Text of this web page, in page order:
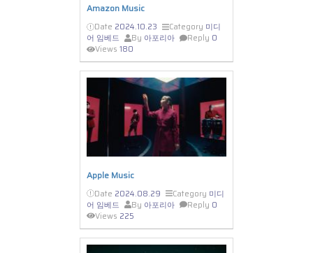
Amazon Music
Date 2024.10.23 Category 미디
어 임베드
By 아포리아 Reply 0
Views 180
Apple Music
Date 2024.08.29 Category 미디
어 임베드
By 아포리아 Reply 0
Views 225